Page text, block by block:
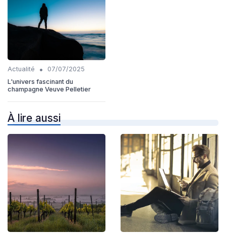
Actualité •
07/07/2025
L'univers fascinant du
champagne Veuve Pelletier
À lire aussi